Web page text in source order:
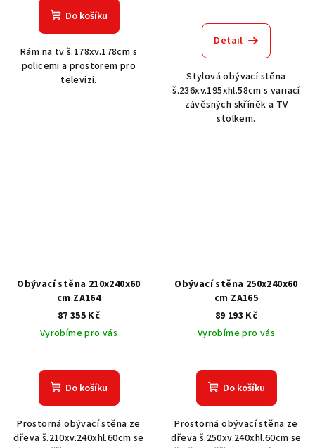
Do košíku
Rám na tv š.178xv.178cm s
policemi a prostorem pro
televizi.
Detail
Stylová obývací stěna
š.236xv.195xhl.58cm s variací
závěsných skříněk a TV
stolkem.
Obývací stěna 210x240x60
cm ZA164
87 355 Kč
Vyrobíme pro vás
Do košíku
Prostorná obývací stěna ze
dřeva š.210xv.240xhl.60cm se
Obývací stěna 250x240x60
cm ZA165
89 193 Kč
Vyrobíme pro vás
Do košíku
Prostorná obývací stěna ze
dřeva š.250xv.240xhl.60cm se